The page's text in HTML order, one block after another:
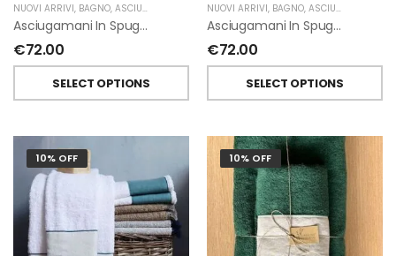
NUOVI ARRIVI, BAGNO, ASCIUGAMANI GIARDINO SEGRETO
Asciugamani In Spugna Con Fiori In Lino Applicati Di Giardino Segreto.
€72.00
SELECT OPTIONS
NUOVI ARRIVI, BAGNO, ASCIUGAMANI
Asciugamani In Spugna Con Ricami Marini Di Giardino Segreto.
€72.00
SELECT OPTIONS
10% OFF 10% OFF